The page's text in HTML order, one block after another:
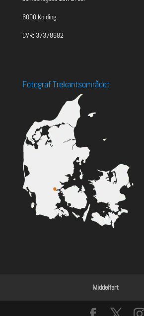
6000 Kolding
CVR: 37378682
Fotograf Trekantsområdet
Middelfart